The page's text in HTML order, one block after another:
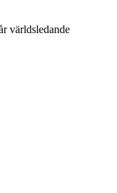
världsledande